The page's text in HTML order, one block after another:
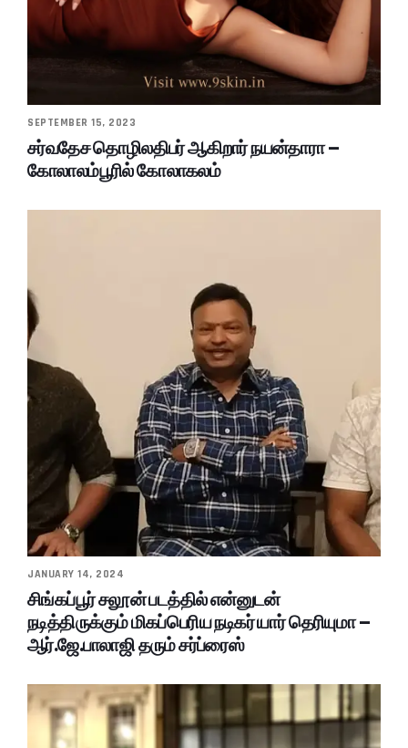
SEPTEMBER 15, 2023
சர்வதேச தொழிலதிபர் ஆகிறார் நயன்தாரா –
கோலாலம்பூரில் கோலாகலம்
JANUARY 14, 2024
சிங்கப்பூர் சலூன் படத்தில் என்னுடன்
நடித்திருக்கும் மிகப்பெரிய நடிகர் யார் தெரியுமா –
ஆர்.ஜே.பாலாஜி தரும் சர்ப்ரைஸ்